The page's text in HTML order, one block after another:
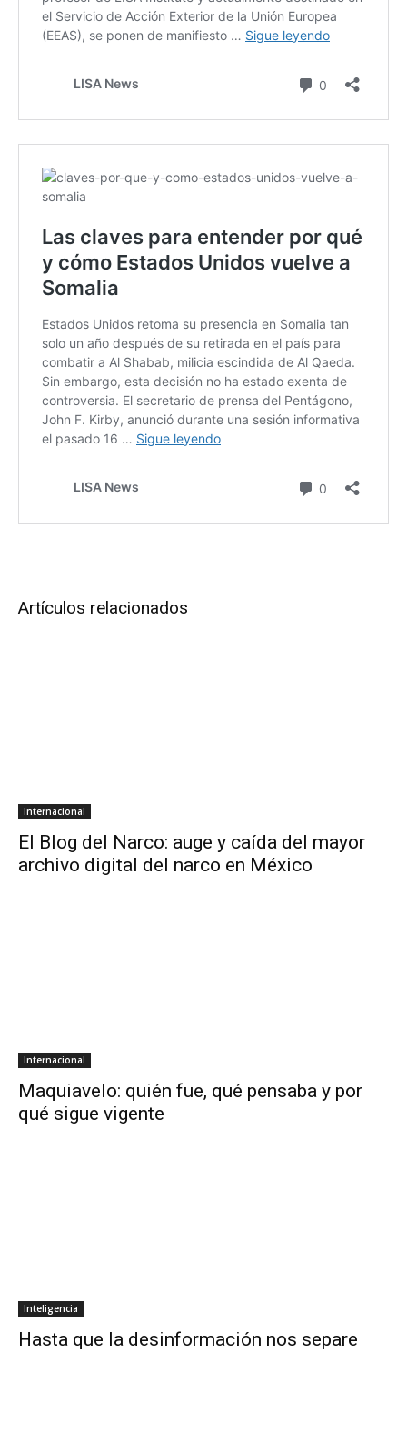
Artículos relacionados
Internacional
El Blog del Narco: auge y caída del mayor
archivo digital del narco en México
Internacional
Maquiavelo: quién fue, qué pensaba y por
qué sigue vigente
Inteligencia
Hasta que la desinformación nos separe